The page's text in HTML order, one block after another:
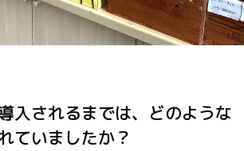
入されるまでは、どのような
ていましたか？